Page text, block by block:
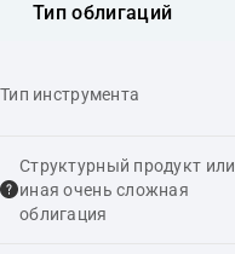
Тип облигаций
Тип инструмента
Структурный продукт или
иная очень сложная
облигация